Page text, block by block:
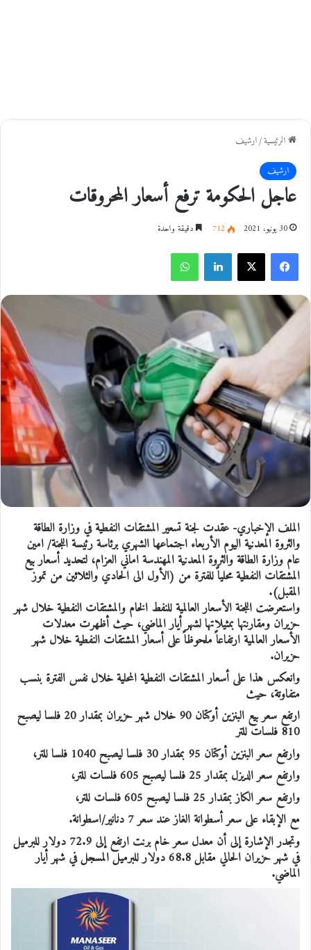
الرئيسية/ارشيف
ارشيف
عاجل الحكومة ترفع أسعار المحروقات
30 يونيو، 2021 712 دقيقة واحدة
فيسبوك
الملف الإخباري- عقدت لجنة تسعير المشتقات النفطية في وزارة الطاقة
والثروة المعدنية اليوم الأربعاء اجتماعها الشهري برئاسة رئيسة اللجنة/ امين
عام وزارة الطاقة والثروة المعدنية المهندسة اماني العزام، لتحديد أسعار بيع
المشتقات النفطية محلياً للفترة من (الأول الى الحادي والثلاثين من تموز
المقبل).
واستعرضت اللجنة الأسعار العالمية للنفط الخام والمشتقات النفطية خلال شهر
حزيران ومقارنتها بمثيلاتها لشهر أيار الماضي، حيث أظهرت معدلات
الأسعار العالمية ارتفاعاً ملحوظاً على أسعار المشتقات النفطية خلال شهر
حزيران.
وانعكس هذا على أسعار المشتقات النفطية المحلية خلال نفس الفترة بنسب
متفاوتة، حيث
ارتفع سعر بيع البنزين أوكتان 90 خلال شهر حزيران بمقدار 20 فلسا ليصبح
810 فلسات للتر
وارتفع سعر البنزين أوكتان 95 بمقدار 30 فلسا ليصبح 1040 فلسا للتر،
وارتفع سعر الديزل بمقدار 25 فلسا ليصبح 605 فلسات للتر،
وارتفع سعر الكاز بمقدار 25 فلسا ليصبح 605 فلسات للتر،
مع الإبقاء على سعر أسطوانة الغاز عند سعر 7 دنانير/اسطوانة.
وتجدر الإشارة إلى أن معدل سعر خام برنت ارتفع إلى 72.9 دولار للبرميل
في شهر حزيران الحالي مقابل 68.8 دولار للبرميل المسجل في شهر أيار
الماضي.